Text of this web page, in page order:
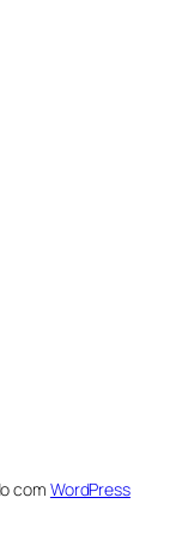
com WordPress